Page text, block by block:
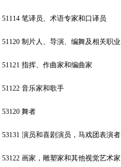
51114 笔译员、术语专家和口译员
51120 制片人、导演、编舞及相关职业
51121 指挥、作曲家和编曲家
51122 音乐家和歌手
53120 舞者
53131 演员和喜剧演员，马戏团表演者
53122 画家，雕塑家和其他视觉艺术家